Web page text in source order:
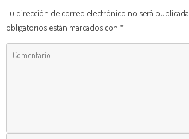
Tu dirección de correo electrónico no será publicada.
obligatorios están marcados con *